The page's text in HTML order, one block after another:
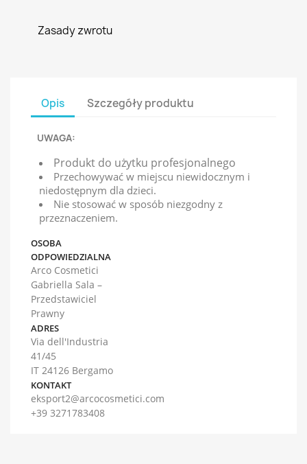
Zasady zwrotu
Opis Szczegóły produktu
UWAGA:
Produkt do użytku profesjonalnego
Przechowywać w miejscu niewidocznym i
niedostępnym dla dzieci.
Nie stosować w sposób niezgodny z
przeznaczeniem.
OSOBA
ODPOWIEDZIALNA
Arco Cosmetici
Gabriella Sala –
Przedstawiciel
Prawny
ADRES
Via dell'Industria
41/45
IT 24126 Bergamo
KONTAKT
eksport2@arcocosmetici.com
+39 3271783408